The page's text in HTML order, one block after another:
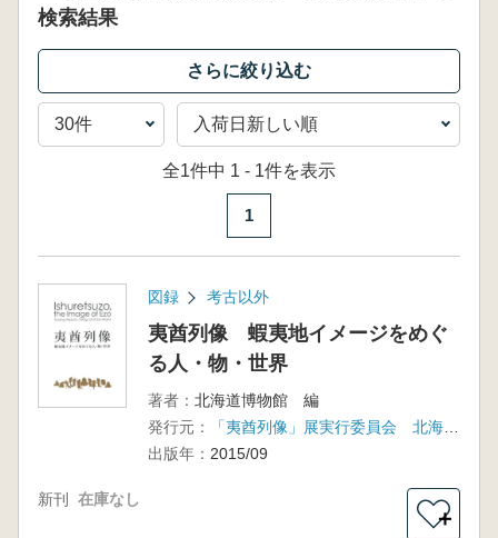
検索結果
全1件中 1 - 1件を表示
1
図録 考古以外
夷酋列像 蝦夷地イメージをめぐ
る人・物・世界
著者： 北海道博物館 編
発行元：
「夷酋列像」展実行委員会 北海道新聞社
出版年： 2015/09
新刊 在庫なし
＋